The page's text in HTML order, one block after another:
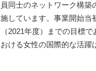
員同士のネットワーク構
施しています。事業開始当
（2021年度）までの目標
おける女性の国際的な活躍